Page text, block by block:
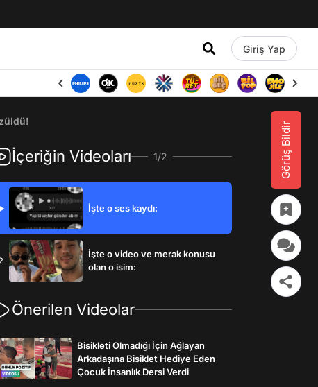
Giriş Yap
Görüş Bildir
İçeriğin Videoları 1/2
İşte o ses kaydı:
İşte o video ve merak konusu
olan o isim:
Önerilen Videolar
Bisikleti Olmadığı İçin Ağlayan
Arkadaşına Bisiklet Hediye Eden
Çocuk İnsanlık Dersi Verdi